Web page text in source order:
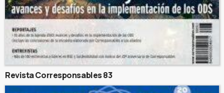
Revista Corresponsables 83